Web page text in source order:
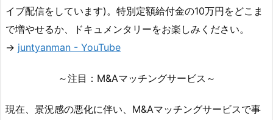
イブ配信をしています)。特別定額給付金の10万円をどこま
で増やせるか、ドキュメンタリーをお楽しみください。
→ juntyanman - YouTube
～注目：M&Aマッチングサービス～
現在、景況感の悪化に伴い、M&Aマッチングサービスで事